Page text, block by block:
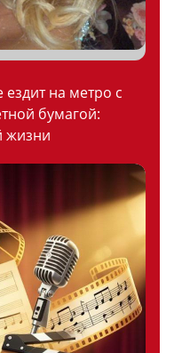
ездит на метро с
бумагой:
жизни